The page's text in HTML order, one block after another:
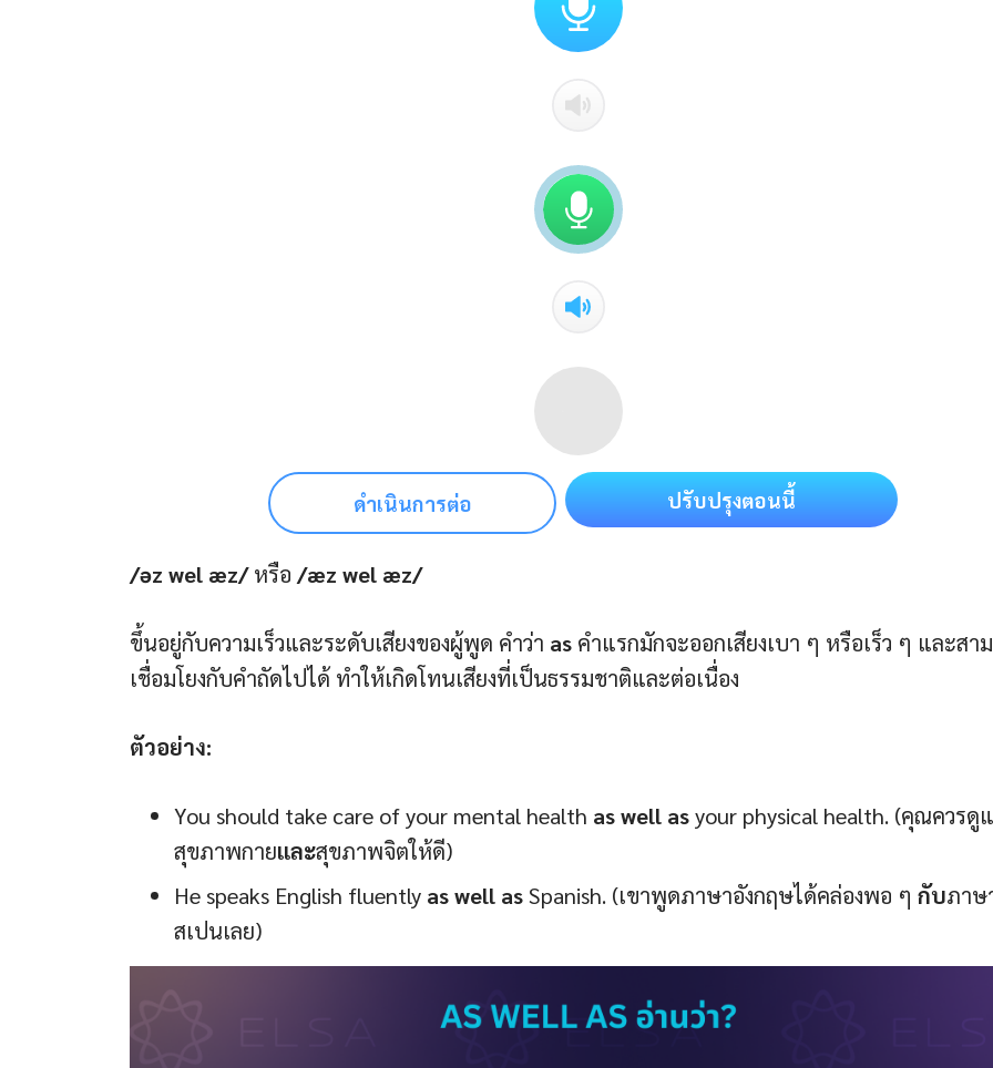
ดำเนินการต่อ ปรับปรุงตอนนี้
/əz wel æz/หรือ /æz wel æz/
ขึ้นอยู่กับความเร็วและระดับเสียงของผู้พูด คำว่า as คําแรกมักจะออกเสียงเบา ๆ หรือเร็ว ๆ และสา
เชื่อมโยงกับคำถัดไปได้ ทำให้เกิดโทนเสียงที่เป็นธรรมชาติและต่อเนื่อง
ตัวอย่าง:
You should take care of your mental health as well asyour physical health. (คุณควรดู
สุขภาพกายและสุขภาพจิตให้ดี)
He speaks English fluently as well asSpanish. (เขาพูดภาษาอังกฤษได้คล่องพอ ๆ กับภาษ
สเปนเลย)